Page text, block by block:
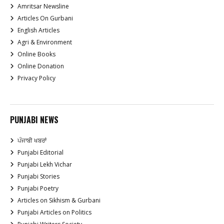
Amritsar Newsline
Articles On Gurbani
English Articles
Agri & Environment
Online Books
Online Donation
Privacy Policy
PUNJABI NEWS
ਪੰਜਾਬੀ ਖਬਰਾਂ
Punjabi Editorial
Punjabi Lekh Vichar
Punjabi Stories
Punjabi Poetry
Articles on Sikhism & Gurbani
Punjabi Articles on Politics